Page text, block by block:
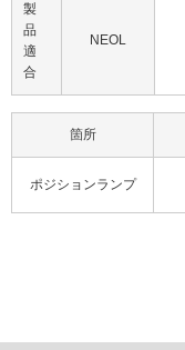
製
品
適
合
NEOL
箇所
ポジションランプ